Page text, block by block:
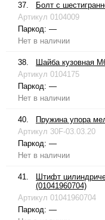
37.
Болт с
Артикул 0104009
Паркод: —
Нет в наличии
38.
Шайба кузовная
Артикул 0104175
Паркод: —
Нет в наличии
40.
Пружина упора
Артикул 30F-03.03.20
Паркод: —
Нет в наличии
41.
Штифт
(01041960704)
Артикул 01041960704
Паркод: —